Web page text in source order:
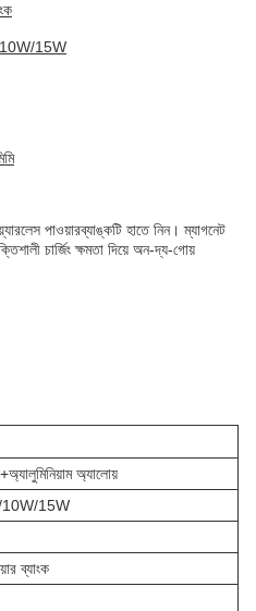
10W/15W
পাওয়ারব্যাঙ্কটি হাতে নিন। ম্যাগনেট
চার্জিং ক্ষমতা দিয়ে অন-দ্য-গোয়
অ্যালোয়
15W
ব্যাংক